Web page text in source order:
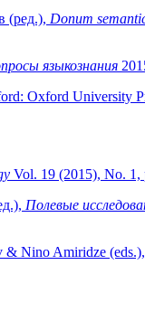
(ред.), Donum
языкознания
Oxford University
Vol. 19 (2015), No. 1,
Полевые
Nino Amiridze